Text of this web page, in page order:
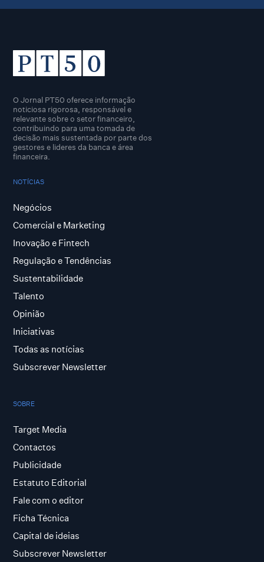
O Jornal PT50 oferece informação
noticiosa rigorosa, responsável e
relevante sobre o setor financeiro,
contribuindo para uma tomada de
decisão mais sustentada por parte dos
gestores e lideres da banca e área
financeira.
NOTÍCIAS
Negócios
Comercial e Marketing
Inovação e Fintech
Regulação e Tendências
Sustentabilidade
Talento
Opinião
Iniciativas
Todas as notícias
Subscrever Newsletter
SOBRE
Target Media
Contactos
Publicidade
Estatuto Editorial
Fale com o editor
Ficha Técnica
Capital de ideias
Subscrever Newsletter